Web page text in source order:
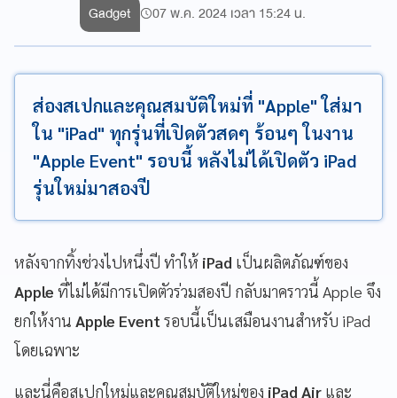
Gadget 07 พ.ค. 2024 เวลา 15:24 น.
ส่องสเปกและคุณสมบัติใหม่ที่ "Apple" ใส่มา
ใน "iPad" ทุกรุ่นที่เปิดตัวสดๆ ร้อนๆ ในงาน
"Apple Event" รอบนี้ หลังไม่ได้เปิดตัว iPad
รุ่นใหม่มาสองปี
หลังจากทิ้งช่วงไปหนึ่งปี ทำให้ iPad เป็นผลิตภัณฑ์ของ
Apple ที่ไม่ได้มีการเปิดตัวร่วมสองปี กลับมาคราวนี้ Apple จึง
ยกให้งาน Apple Eventรอบนี้เป็นเสมือนงานสำหรับ iPad
โดยเฉพาะ
และนี่คือสเปกใหม่และคุณสมบัติใหม่ของ iPad Air และ